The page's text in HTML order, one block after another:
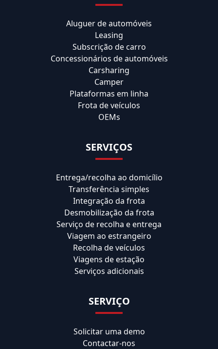
Aluguer de automóveis
Leasing
Subscrição de carro
Concessionários de automóveis
Carsharing
Camper
Plataformas em linha
Frota de veículos
OEMs
SERVIÇOS
Entrega/recolha ao domicílio
Transferência simples
Integração da frota
Desmobilização da frota
Serviço de recolha e entrega
Viagem ao estrangeiro
Recolha de veículos
Viagens de estação
Serviços adicionais
SERVIÇO
Solicitar uma demo
Contactar-nos